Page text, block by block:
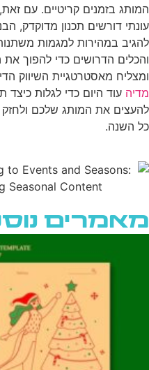
המותג בזמנים קריטיים. עם
עונתי דורשים תכנון מדוקדק,
להגיב במהירות למגמות
והכלים הדרושים כדי להפוך את
ומצליח מאסטרטגיית השיווק
מדיה עוד היום כדי לגלות כיצד
להעצים את המותג שלכם
כל השנה.
מאמרים